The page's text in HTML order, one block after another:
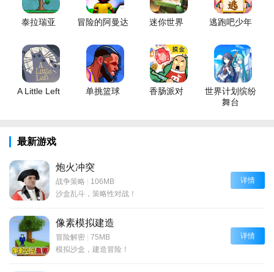
泰拉瑞亚 冒险的阿曼达 迷你世界 逃跑吧少年
A Little Left 单挑篮球 香肠派对
世界计划缤纷
舞台
最新游戏
炮火冲突
战争策略 | 106MB
沙盒乱斗，策略性对战！
详情
像素模拟建造
冒险解密 | 75MB
模拟沙盒，建造冒险！
详情